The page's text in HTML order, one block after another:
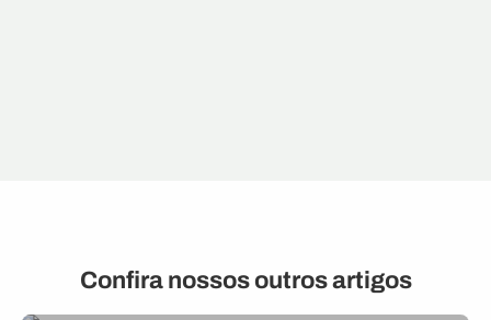
Confira nossos outros artigos